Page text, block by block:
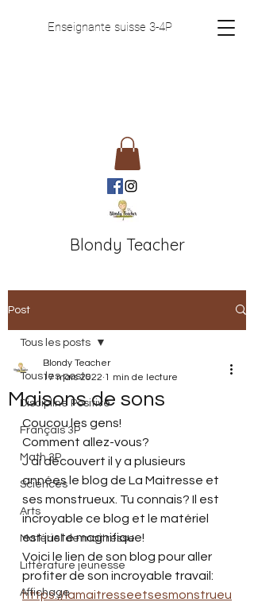
Enseignante suisse 3-4P
Blondy Teacher
Post
Tous les posts
Discipline Positive
Français 3P
Math 3P
Sciences
Arts
Matériel de maitresse
Littérature jeunesse
Affichage
Tous les posts
Maisons de sons
Blondy Teacher
17 mars 2022 1 min de lecture
Coucou les gens!
Comment allez-vous?
J'ai découvert il y a plusieurs
années le blog de La Maitresse et
ses monstrueux. Tu connais? Il est
incroyable ce blog et le matériel
est juste magnifique!
Voici le lien de son blog pour aller
profiter de son incroyable travail:
https://lamaitresseetsesmonstrueu